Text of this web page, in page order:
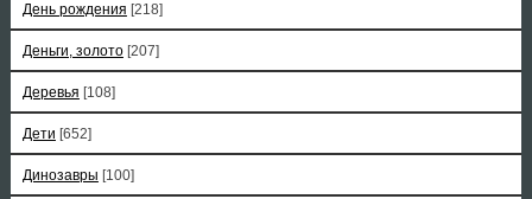
День рождения [218]
Деньги, золото [207]
Деревья [108]
Дети [652]
Динозавры [100]